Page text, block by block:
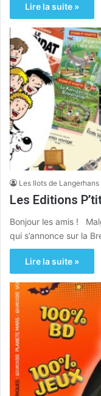
Lire la suite »
Les Ilots de Langerhans
Les Editions
Bonjour les amis !
qui s’annonce sur la
Lire la suite »